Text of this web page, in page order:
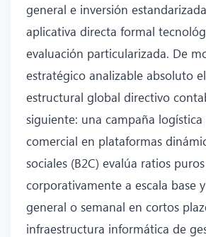
general e inversión
aplicativa directa formal
evaluación particularizada. De
estratégico analizable absoluto
estructural global directivo
siguiente: una campaña
comercial en plataformas
sociales (B2C) evalúa ratios
corporativamente a escala base
general o semanal en cortos
infraestructura informática de